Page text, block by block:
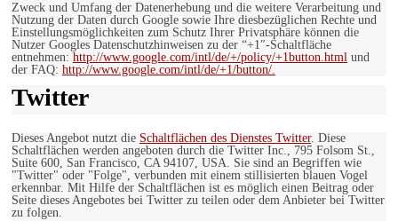
Zweck und Umfang der Datenerhebung und die weitere Verarbeitung und
Nutzung der Daten durch Google sowie Ihre diesbezüglichen Rechte und
Einstellungsmöglichkeiten zum Schutz Ihrer Privatsphäre können die
Nutzer Googles Datenschutzhinweisen zu der “+1″-Schaltfläche
entnehmen: http://www.google.com/intl/de/+/policy/+1button.html und
der FAQ: http://www.google.com/intl/de/+1/button/.
Twitter
Dieses Angebot nutzt die Schaltflächen des Dienstes Twitter. Diese
Schaltflächen werden angeboten durch die Twitter Inc., 795 Folsom St.,
Suite 600, San Francisco, CA 94107, USA. Sie sind an Begriffen wie
"Twitter" oder "Folge", verbunden mit einem stillisierten blauen Vogel
erkennbar. Mit Hilfe der Schaltflächen ist es möglich einen Beitrag oder
Seite dieses Angebotes bei Twitter zu teilen oder dem Anbieter bei Twitter
zu folgen.